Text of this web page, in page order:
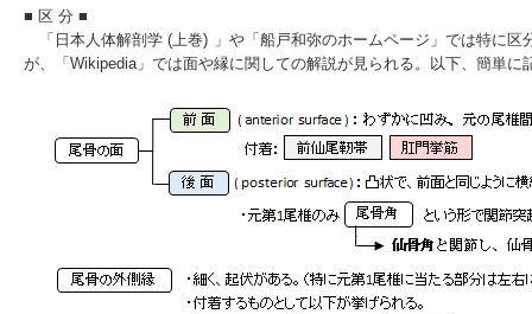
■ 区 分 ■
「 日本人体解剖学 (上巻) 」や「 船戸和弥のホームページ 」では特に区
が、
「Wikipedia」では面や縁に関しての解説が見られる。以下、簡単に